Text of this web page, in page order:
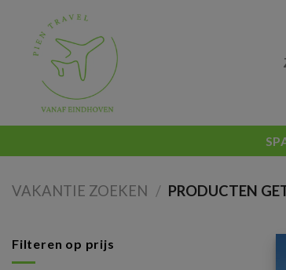
content
VAKANTIE ZOEKEN / PRODUCTEN
Filteren op prijs